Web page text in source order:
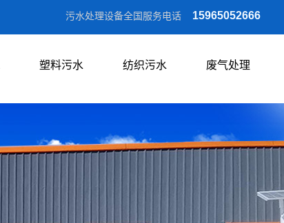
污水处理设备全国服务电话 15965052666
塑料污水 纺织污水 废气处理